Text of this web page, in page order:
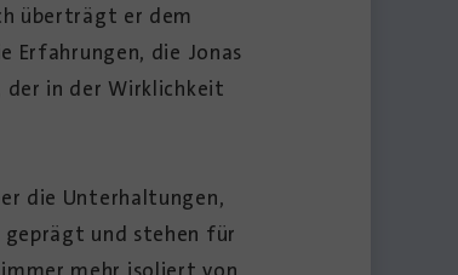
überträgt er dem
Erfahrungen, die Jonas
der in der Wirklichkeit
die Unterhaltungen,
geprägt und stehen für